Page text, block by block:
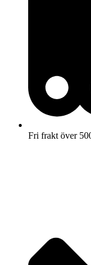
Fri frakt över